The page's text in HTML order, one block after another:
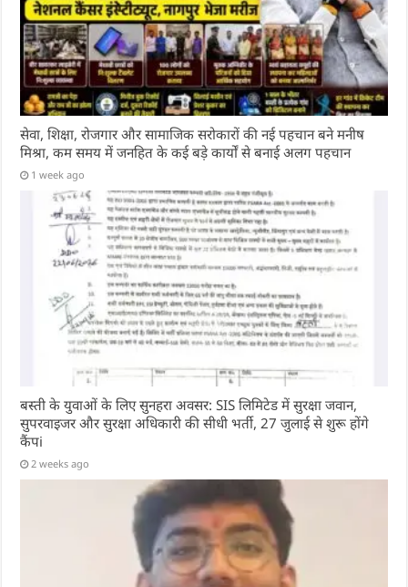
सेवा, शिक्षा, रोजगार और सामाजिक सरोकारों की नई पहचान बने मनीष
मिश्रा, कम समय में जनहित के कई बड़े कार्यों से बनाई अलग पहचान
1 week ago
बस्ती के युवाओं के लिए सुनहरा अवसर: SIS लिमिटेड में सुरक्षा जवान,
सुपरवाइजर और सुरक्षा अधिकारी की सीधी भर्ती, 27 जुलाई से शुरू होंगे
कैंपi
2 weeks ago